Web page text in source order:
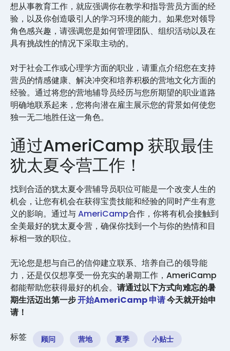
想从事教育工作，就应强调你在教学和指导营员方面的经
验，以及你创造吸引人的学习环境的能力。如果您对领导
角色感兴趣，请强调您是如何管理团队、组织活动以及在
具有挑战性的情况下采取主动的。
对于社会工作或心理学方面的职业，请重点介绍您在支持
营员的情感健康、解决冲突和培养积极的营地文化方面的
经验。通过将您的营地辅导员经历与您所期望的职业道路
明确地联系起来，您将向潜在雇主展示您的背景如何使您
独一无二地胜任这一角色。
通过AmeriCamp 获取最佳
犹太夏令营工作！
找到合适的犹太夏令营辅导员职位可能是一个改变人生的
机会，让您有机会在获得宝贵技能和经验的同时产生有意
义的影响。通过与AmeriCamp合作，你将有机会接触到
全美最好的犹太夏令营，确保你找到一个与你的热情和目
标相一致的职位。
无论您是想与自己的信仰建立联系、培养自己的领导能
力，还是仅仅想享受一份充实的暑期工作，AmeriCamp
都能帮助您获得最好的机会。 请通过以下方式向难忘的暑
期生活迈出第一步开始AmeriCamp 申请今天就开始申
请！
标签 顾问 营地 夏季 小贴士